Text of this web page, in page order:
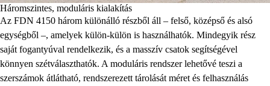
Háromszintes, moduláris kialakítás
Az FDN 4150 három különálló részből áll – felső, középső és alsó
egységből –, amelyek külön-külön is használhatók. Mindegyik rész
saját fogantyúval rendelkezik, és a masszív csatok segítségével
könnyen szétválaszthatók. A moduláris rendszer lehetővé teszi a
szerszámok átlátható, rendszerezett tárolását méret és felhasználás